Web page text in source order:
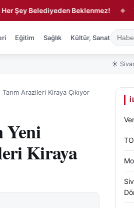
Belediyeden Beklenmez! ◆
Eğitim Sağlık Kültür, Sanat ve
☀️
Arazileri Kiraya Çıkıyor
Yeni
Kiraya